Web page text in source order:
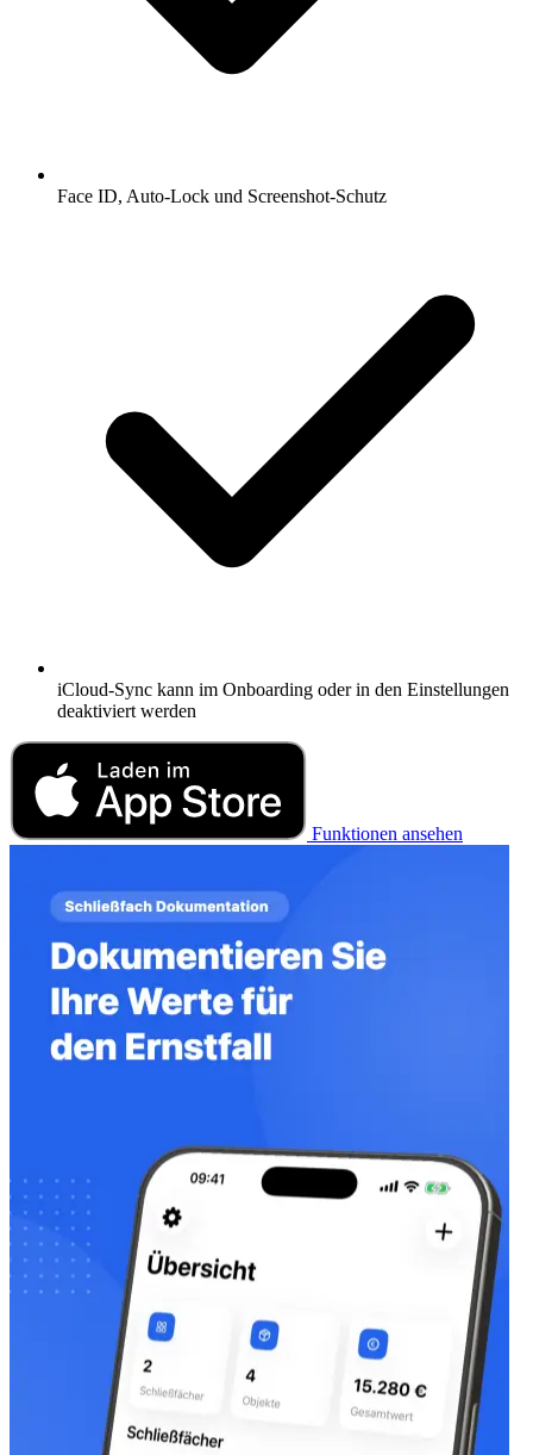
Face ID, Auto-Lock und Screenshot-Schutz
iCloud-Sync kann im Onboarding oder in den Einstellungen
deaktiviert werden
Funktionen ansehen